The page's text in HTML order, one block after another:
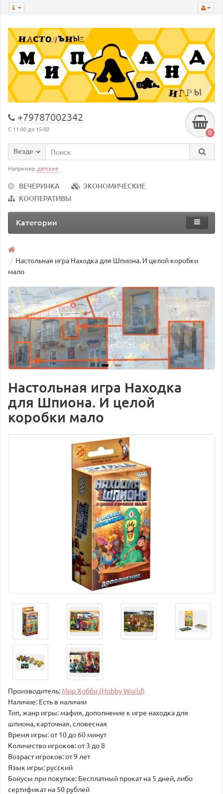
+79787002342
С 11-00 до 15-00 0
Везде
Например: детские
ВЕЧЕРИНКА
ЭКОНОМИЧЕСКИЕ
КООПЕРАТИВЫ
Категории
Настольная игра Находка для Шпиона. И целой коробки
мало
Настольная игра Находка
для Шпиона. И целой
коробки мало
Производитель: Мир Хобби (Hobby World)
Наличие: Есть в наличии
Тип, жанр игры: мафия, дополнение к игре находка для
шпиона, карточная, словесная
Время игры: от 10 до 60 минут
Количество игроков: от 3 до 8
Возраст игроков: от 9 лет
Язык игры: русский
Бонусы при покупке: Бесплатный прокат на 5 дней, либо
сертификат на 50 рублей